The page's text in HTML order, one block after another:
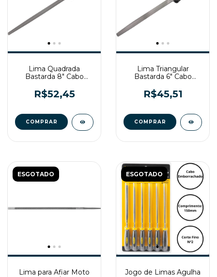
Lima Quadrada
Bastarda 8" Cabo
R$52,45
Lima Triangular
Bastarda 6" Cabo
R$45,51
ESGOTADO
Lima para Afiar Moto
ESGOTADO
Jogo de Limas Agulha